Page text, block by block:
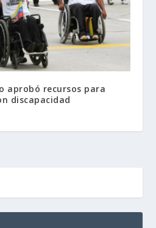
aprobó recursos para
discapacidad